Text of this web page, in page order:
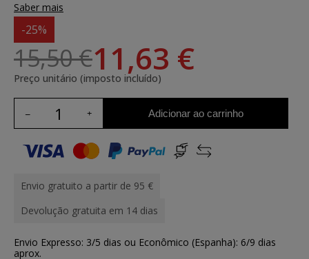
Saber mais
-25%
15,50 €11,63 €
Preço unitário (imposto incluído)
Adicionar ao carrinho
Envio gratuito a partir de 95 €
Devolução gratuita em 14 dias
Envio Expresso: 3/5 dias ou Econômico (Espanha): 6/9 dias
aprox.